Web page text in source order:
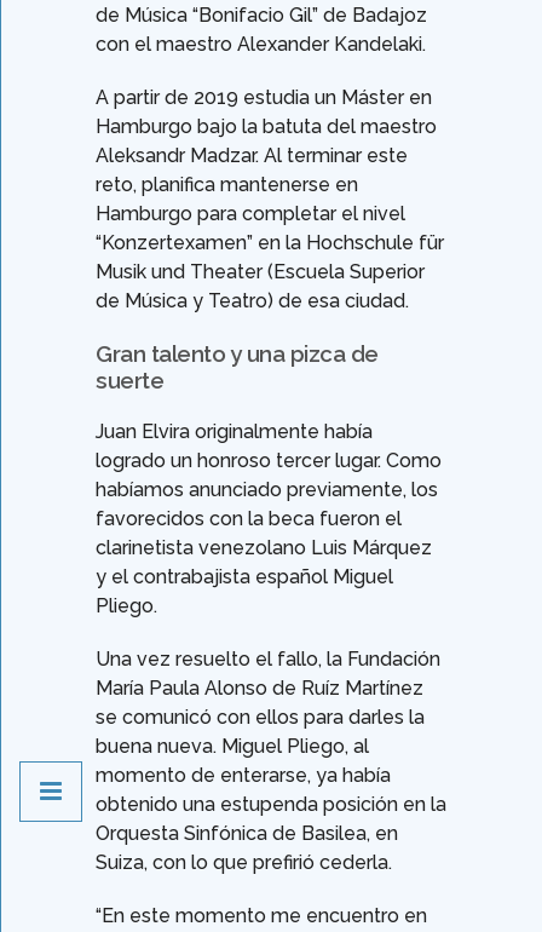
de Música “Bonifacio Gil” de Badajoz
con el maestro Alexander Kandelaki.
A partir de 2019 estudia un Máster en
Hamburgo bajo la batuta del maestro
Aleksandr Madzar. Al terminar este
reto, planifica mantenerse en
Hamburgo para completar el nivel
“Konzertexamen” en la Hochschule für
Musik und Theater (Escuela Superior
de Música y Teatro) de esa ciudad.
Gran talento y una pizca de
suerte
Juan Elvira originalmente había
logrado un honroso tercer lugar. Como
habíamos anunciado previamente, los
favorecidos con la beca fueron el
clarinetista venezolano Luis Márquez
y el contrabajista español Miguel
Pliego.
Una vez resuelto el fallo, la Fundación
María Paula Alonso de Ruíz Martínez
se comunicó con ellos para darles la
buena nueva. Miguel Pliego, al
momento de enterarse, ya había
obtenido una estupenda posición en la
Orquesta Sinfónica de Basilea, en
Suiza, con lo que prefirió cederla.
“En este momento me encuentro en